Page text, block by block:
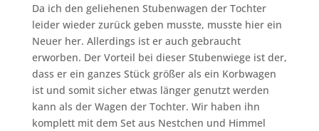
Da ich den geliehenen Stubenwagen der Tochter
leider wieder zurück geben musste, musste hier ein
Neuer her. Allerdings ist er auch gebraucht
erworben. Der Vorteil bei dieser Stubenwiege ist der,
dass er ein ganzes Stück größer als ein Korbwagen
ist und somit sicher etwas länger genutzt werden
kann als der Wagen der Tochter. Wir haben ihn
komplett mit dem Set aus Nestchen und Himmel